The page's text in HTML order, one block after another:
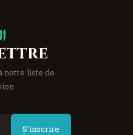
notre liste de
S'inscrire